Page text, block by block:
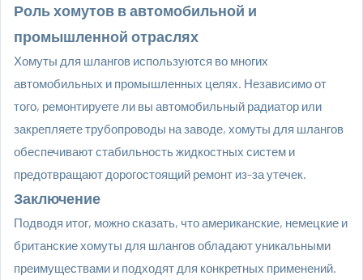
Роль хомутов в автомобильной и
промышленной отраслях
Хомуты для шлангов используются во многих
автомобильных и промышленных целях. Независимо от
того, ремонтируете ли вы автомобильный радиатор или
закрепляете трубопроводы на заводе, хомуты для шлангов
обеспечивают стабильность жидкостных систем и
предотвращают дорогостоящий ремонт из-за утечек.
Заключение
Подводя итог, можно сказать, что американские, немецкие и
британские хомуты для шлангов обладают уникальными
преимуществами и подходят для конкретных применений.